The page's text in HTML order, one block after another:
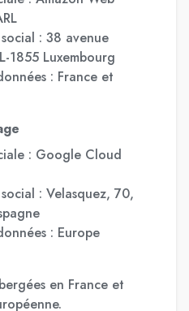
: 38 avenue
1855 Luxembourg
: France et
: Google Cloud
: Velasquez, 70,
: Europe
en France et